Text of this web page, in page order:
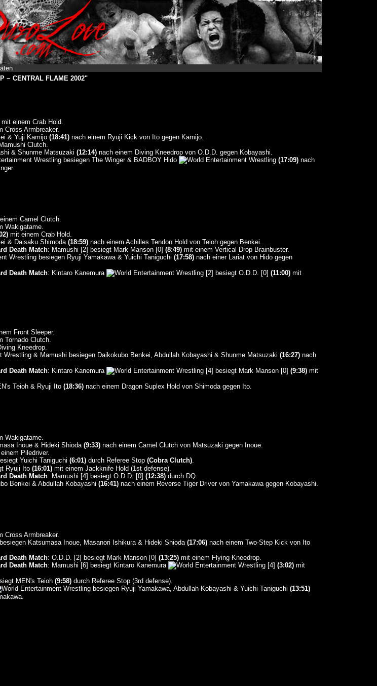
~ CENTRAL FLAME 2002"
einem Crab Hold.
Cross Armbreaker.
& Yuji Kamijo (18:41)nach einem Ryuji Kick von Ito gegen Kamijo.
Clutch.
& Shunme Matsuzaki (12:14)nach einem Diving Kneedrop von O.D.D. gegen Kobayashi.
besiegen The Winger & BADBOY Hido (17:09)nach
Camel Clutch.
Wakigatame.
mit einem Crab Hold.
& Daisaku Shimoda(18:59)nach einem Achilles Tendon Hold von Teioh gegen Benkei.
Death Match: Mamushi [2] besiegt Mark Manson [0] (8:49)mit einem Vertical Drop Brainbuster.
besiegen Ryuji Yamakawa & Yuichi Taniguchi (17:58)nach einer Lariat von Hido gegen
Death Match: Kintaro Kanemura [2] besiegt O.D.D. [0] (11:00)mit
Front Sleeper.
Tornado Clutch.
Kneedrop.
& Mamushi besiegen Daikokubo Benkei, Abdullah Kobayashi & Shunme Matsuzaki (16:27)nach
Death Match: Kintaro Kanemura [4] besiegt Mark Manson [0] (9:38)mit
Teioh & Ryuji Ito (18:36)nach einem Dragon Suplex Hold von Shimoda gegen Ito.
Wakigatame.
Inoue & Hideki Shioda (9:33)nach einem Camel Clutch von Matsuzaki gegen Inoue.
Piledriver.
Yuichi Taniguchi (6:01)durch Referee Stop (Cobra Clutch).
Ryuji Ito (16:01)mit einem Jackknife Hold (1st defense).
Death Match: Mamushi [4] besiegt O.D.D. [0] (12:38)durch DQ.
Benkei & Abdullah Kobayashi (16:41)nach einem Reverse Tiger Driver von Yamakawa gegen Kobayashi.
Cross Armbreaker.
Katsumasa Inoue, Masanori Ishikura & Hideki Shioda (17:06)nach einem Two-Step Kick von Ito
Death Match: O.D.D. [2] besiegt Mark Manson [0] (13:25)mit einem Flying Kneedrop.
Death Match: Mamushi [6] besiegt Kintaro Kanemura [4] (3:02)mit
MEN's Teioh (9:58)durch Referee Stop (3rd defense).
besiegen Ryuji Yamakawa, Abdullah Kobayashi & Yuichi Taniguchi (13:51)